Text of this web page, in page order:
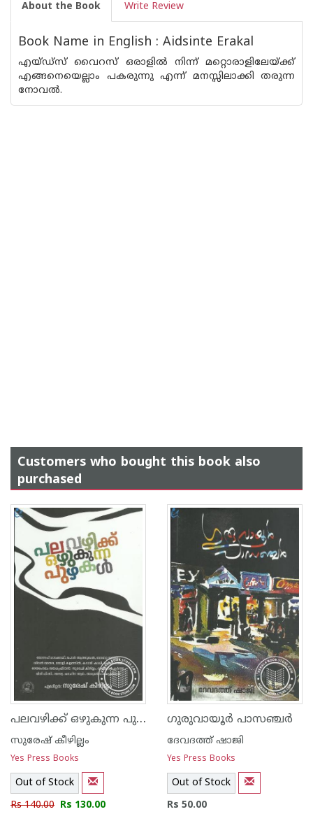
About the Book Write Review
Book Name in English : Aidsinte Erakal
എയ്ഡ്സ് വൈറസ് ഒരാളില്‍ നിന്ന് മറ്റൊരാളിലേയ്ക്ക്
എങ്ങനെയെല്ലാം പകരുന്നു എന്ന് മനസ്സിലാക്കി തരുന്ന
നോവല്‍.
Customers who bought this book also
purchased
പലവഴിക്ക് ഒഴുകുന്ന പുഴകള്‍
സുരേഷ് കീഴില്ലം
Yes Press Books
Out of Stock
Rs 140.00 Rs 130.00
ഗുരുവായൂര്‍ പാസഞ്ചര്‍
ദേവദത്ത് ഷാജി
Yes Press Books
Out of Stock
Rs 50.00